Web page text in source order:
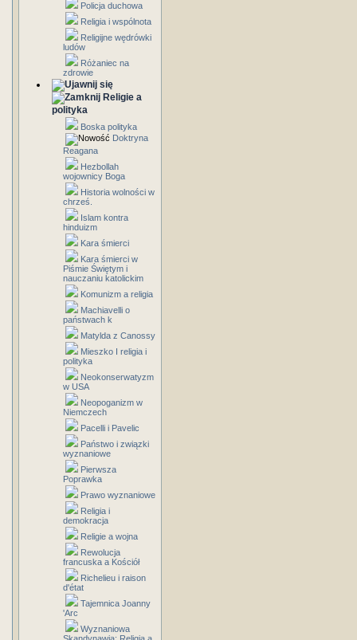
Policja duchowa
Religia i wspólnota
Religijne wędrówki
ludów
Różaniec na
zdrowie
Religie a
polityka
Boska polityka
Doktryna
Reagana
Hezbollah
wojownicy Boga
Historia wolności w
chrześ.
Islam kontra
hinduizm
Kara śmierci
Kara śmierci w
Piśmie Świętym i
nauczaniu katolickim
Komunizm a religia
Machiavelli o
państwach k
Matylda z Canossy
Mieszko I religia i
polityka
Neokonserwatyzm
w USA
Neopoganizm w
Niemczech
Pacelli i Pavelic
Państwo i związki
wyznaniowe
Pierwsza
Poprawka
Prawo wyznaniowe
Religia i
demokracja
Religie a wojna
Rewolucja
francuska a Kościół
Richelieu i raison
d'état
Tajemnica Joanny
'Arc
Wyznaniowa